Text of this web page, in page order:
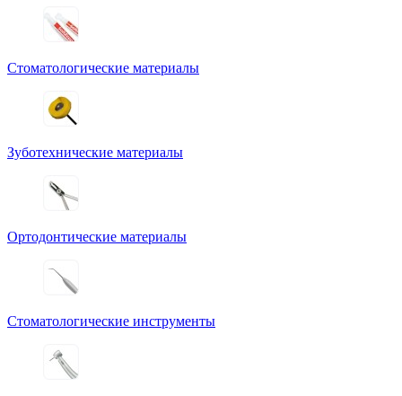
Стоматологические материалы
Зуботехнические материалы
Ортодонтические материалы
Стоматологические инструменты